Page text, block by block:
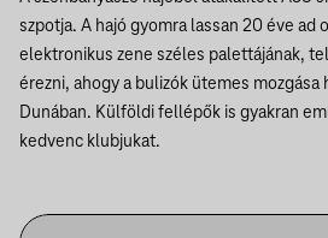
szpotja. A hajó gyomra lassan 20 éve ad
elektronikus zene széles palettájának,
érezni, ahogy a bulizók ütemes mozgása
Dunában. Külföldi fellépők is gyakran
kedvenc klubjukat.